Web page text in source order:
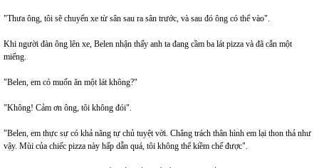
"Thưa ông, tôi sẽ chuyển xe từ sân sau ra sân trước, và sau đó ông có thể vào".
Khi người đàn ông lên xe, Belen nhận thấy anh ta đang cầm ba lát pizza và đã cắn một
miếng.
"Belen, em có muốn ăn một lát không?"
"Không! Cảm ơn ông, tôi không đói".
"Belen, em thực sự có khả năng tự chủ tuyệt vời. Chẳng trách thân hình em lại thon thả như
vậy. Mùi của chiếc pizza này hấp dẫn quá, tôi không thể kiềm chế được".